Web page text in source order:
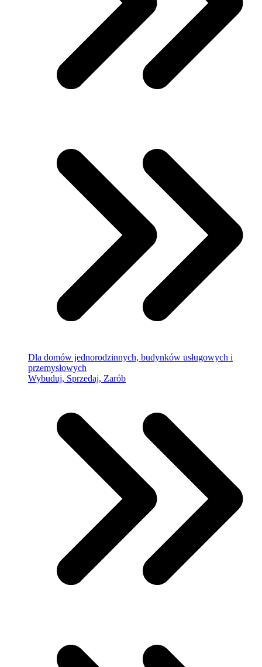
Dla domów jednorodzinnych, budynków usługowych i
przemysłowych
Wybuduj, Sprzedaj, Zarób